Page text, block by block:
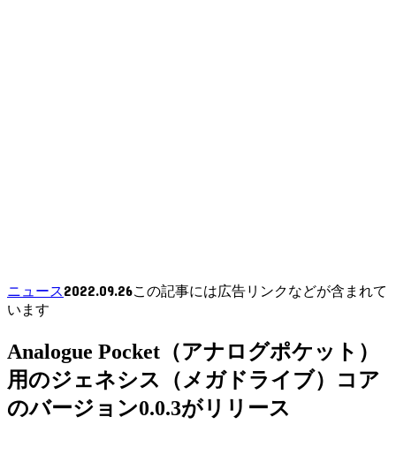
ニュース2022.09.26この記事には広告リンクなどが含まれて
います
Analogue Pocket（アナログポケット）
用のジェネシス（メガドライブ）コア
のバージョン0.0.3がリリース